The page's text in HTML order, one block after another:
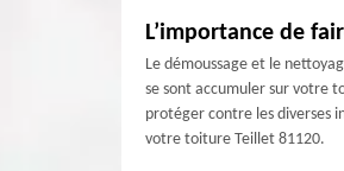
L’importance de
Le démoussage et le
se sont accumuler sur votre
protéger contre les diverses
votre toiture Teillet 81120.